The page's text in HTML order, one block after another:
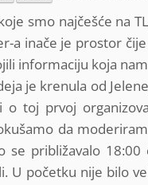
smo najčešće na
a inače je prostor
informaciju koja
je krenula od
toj prvoj
da
se približavalo
U početku nije bilo